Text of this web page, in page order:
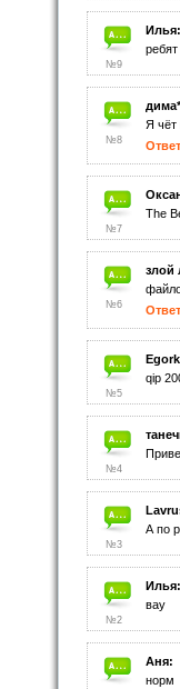
Илья:
№9
Я чёт
№8
The
№7
злой
№6
qip
№5
№4
А по
№3
Илья:
вау
№2
Аня:
норм